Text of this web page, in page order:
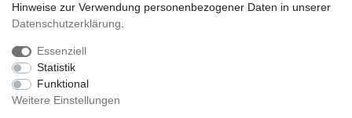
Hinweise zur Verwendung personenbezogener Daten in unserer
Daten­schutz­erklärung
Essenziell
Statistik
Funktional
Weitere Einstellungen
Impressum